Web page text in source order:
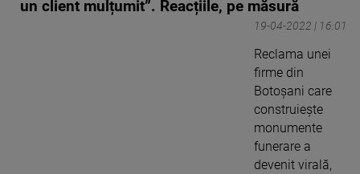
un client mulțumit”. Reacțiile, pe măsură
19-04-2022 | 16:01
Reclama unei
firme din
Botoșani care
construiește
monumente
funerare a
devenit virală,